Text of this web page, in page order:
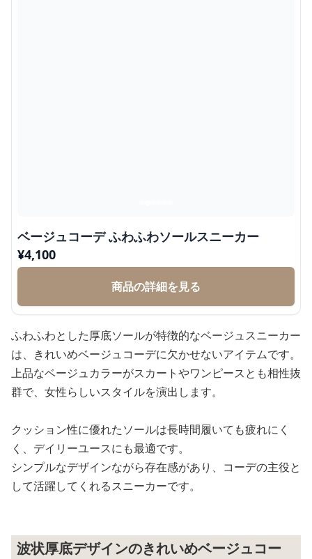
ベージュコーデ ふわふわソールスニーカー
¥4,100
商品の詳細を見る
ふわふわとした厚底ソールが特徴的なベージュスニーカー
は、きれいめベージュコーデに欠かせないアイテムです。
上品なベージュカラーがスカートやワンピースとも相性抜
群で、女性らしいスタイルを演出します。
クッション性に優れたソールは長時間履いても疲れにく
く、デイリーユースにも最適です。
シンプルなデザインながら存在感があり、コーデの主役と
して活躍してくれるスニーカーです。
波状厚底デザインのきれいめベージュコー